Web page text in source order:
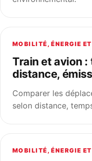
MOBILITÉ, ÉNERGIE
Train et avion
distance,
Comparer les
selon distance,
MOBILITÉ, ÉNERGIE